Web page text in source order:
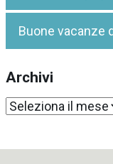
Buone vacanze
Archivi
Archivi